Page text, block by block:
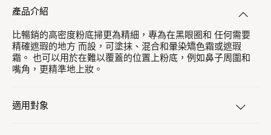
產品介紹
比暢銷的高密度粉底掃更為精細，專為在黑眼圈和 任何需要
精確遮瑕的地方 而設，可塗抹、混合和暈染矯色霜或遮瑕
霜。 也可以用於在難以覆蓋的位置上粉底，例如鼻子周圍和
嘴角，更精準地上妝。
適用對象